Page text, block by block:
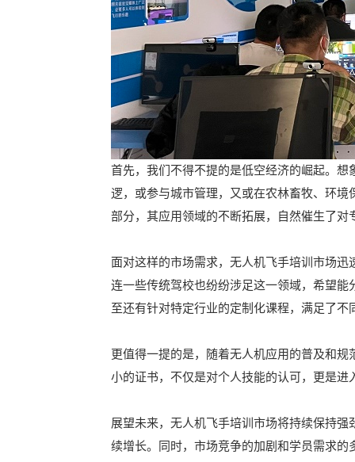
首先，我们不得不提的是低空经济的崛起。
逻，或参与城市管理，又或在农林畜牧、环
部分，其应用领域的不断拓展，自然催生了对
面对这样的市场需求，无人机飞手培训市场
连一些传统驾校也纷纷涉足这一领域，希望
至还有针对特定行业的定制化课程，满足了不
更值得一提的是，随着无人机应用的普及和
小的证书，不仅是对个人技能的认可，更是进
展望未来，无人机飞手培训市场将持续保持
续增长。同时，市场竞争的加剧和学员需求